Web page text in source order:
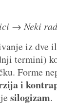
→ Neki
iz dve
termini)
Forme
i
silogizam.